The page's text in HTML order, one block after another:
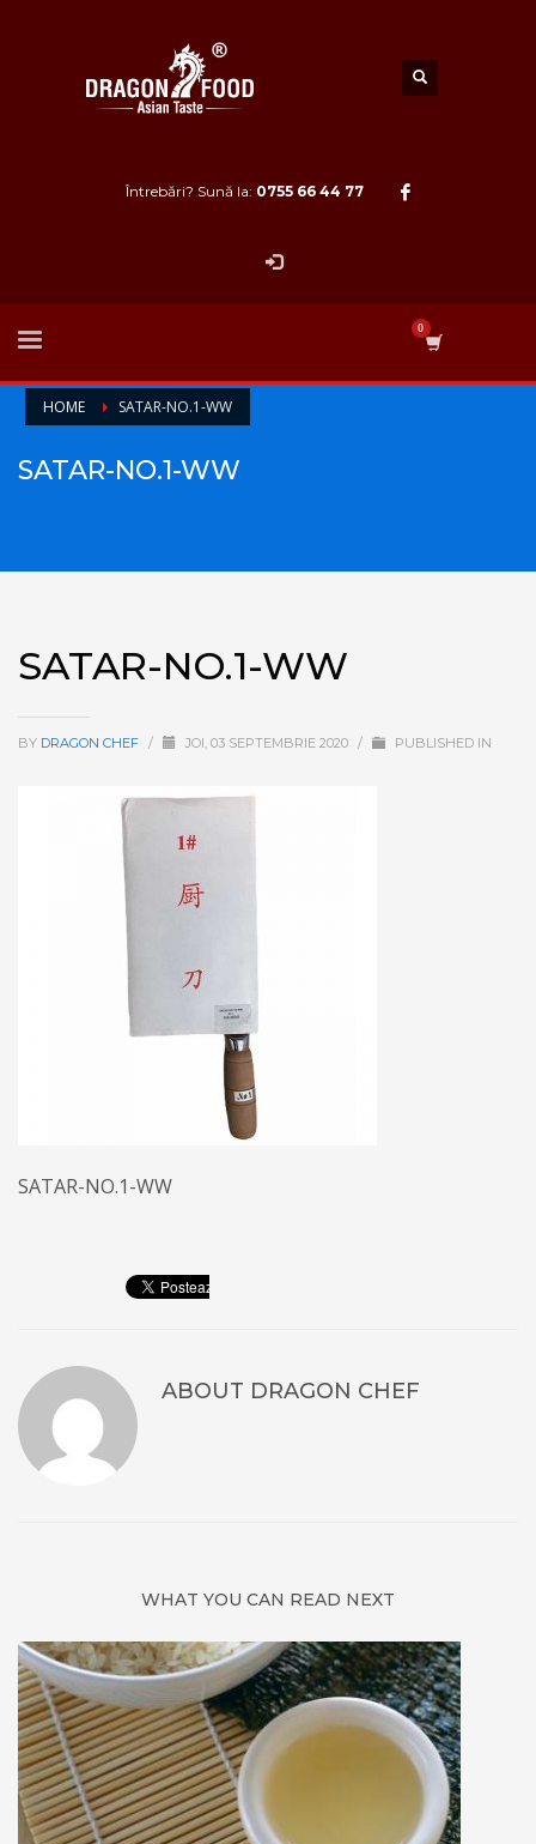
Întrebări? Sună la: 0755 66 44 77
HOME SATAR-NO.1-WW
SATAR-NO.1-WW
SATAR-NO.1-WW
BY DRAGON CHEF / JOI, 03 SEPTEMBRIE 2020 / PUBLISHED IN
SATAR-NO.1-WW
ABOUT DRAGON CHEF
WHAT YOU CAN READ NEXT